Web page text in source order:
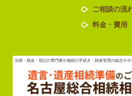
ご相談の流
料金・費用
法律・税金・登記の専門家が相続の手続き・財産管理の総合サポ